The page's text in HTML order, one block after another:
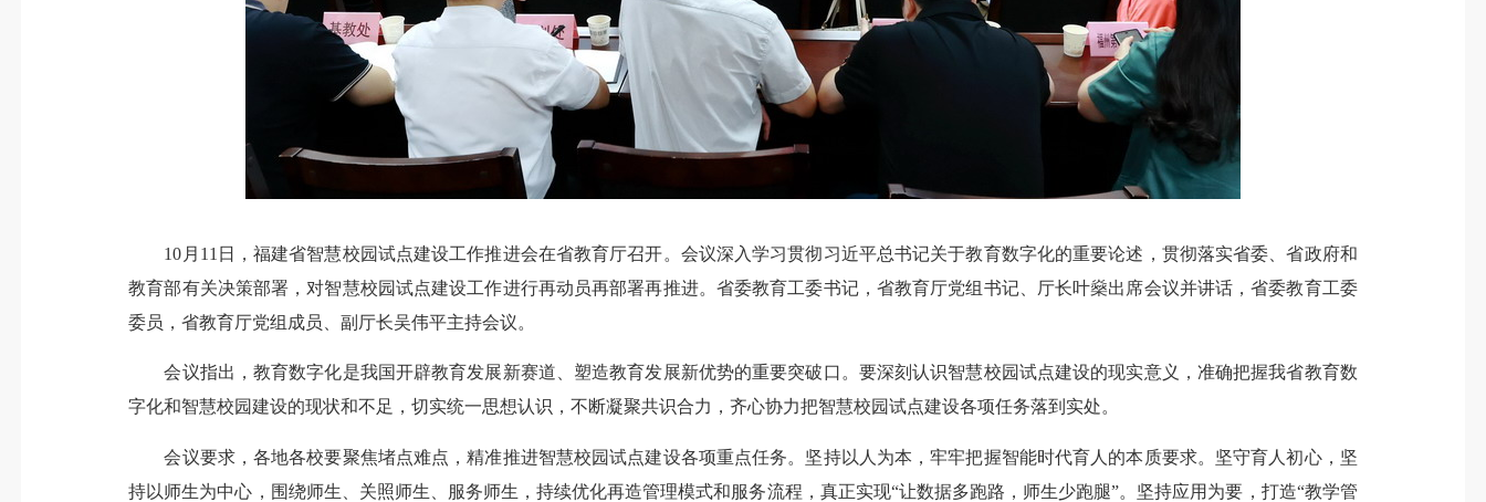
10月11日，福建省智慧校园试点建设工作推进会在省教育厅召开。会议深入学习贯彻习近平总书记关于教育数字化的重要论述，贯彻落实省委、省政府和
教育部有关决策部署，对智慧校园试点建设工作进行再动员再部署再推进。省委教育工委书记，省教育厅党组书记、厅长叶燊出席会议并讲话，省委教育工委
委员，省教育厅党组成员、副厅长吴伟平主持会议。
会议指出，教育数字化是我国开辟教育发展新赛道、塑造教育发展新优势的重要突破口。要深刻认识智慧校园试点建设的现实意义，准确把握我省教育数
字化和智慧校园建设的现状和不足，切实统一思想认识，不断凝聚共识合力，齐心协力把智慧校园试点建设各项任务落到实处。
会议要求，各地各校要聚焦堵点难点，精准推进智慧校园试点建设各项重点任务。坚持以人为本，牢牢把握智能时代育人的本质要求。坚守育人初心，坚
持以师生为中心，围绕师生、关照师生、服务师生，持续优化再造管理模式和服务流程，真正实现“让数据多跑路，师生少跑腿”。坚持应用为要，打造“教学管